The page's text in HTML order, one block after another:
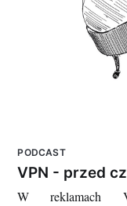
PODCAST
VPN - przed
W reklamach